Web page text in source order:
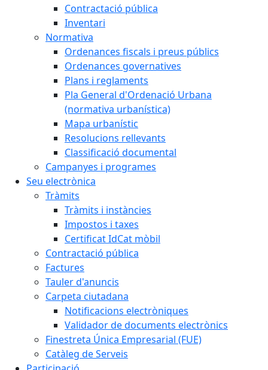
Contractació pública
Inventari
Normativa
Ordenances fiscals i preus públics
Ordenances governatives
Plans i reglaments
Pla General d'Ordenació Urbana
(normativa urbanística)
Mapa urbanístic
Resolucions rellevants
Classificació documental
Campanyes i programes
Seu electrònica
Tràmits
Tràmits i instàncies
Impostos i taxes
Certificat IdCat mòbil
Contractació pública
Factures
Tauler d'anuncis
Carpeta ciutadana
Notificacions electròniques
Validador de documents electrònics
Finestreta Única Empresarial (FUE)
Catàleg de Serveis